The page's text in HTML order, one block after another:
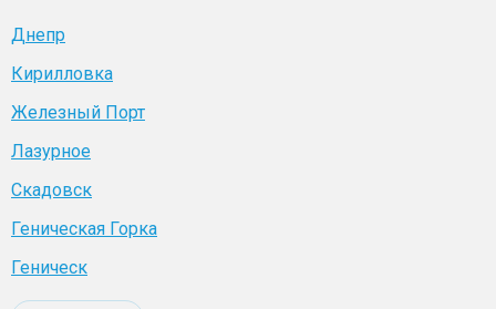
Днепр
Кирилловка
Железный Порт
Лазурное
Скадовск
Геническая Горка
Геническ